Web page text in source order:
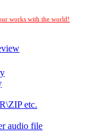
works with the world!
etc.
audio file